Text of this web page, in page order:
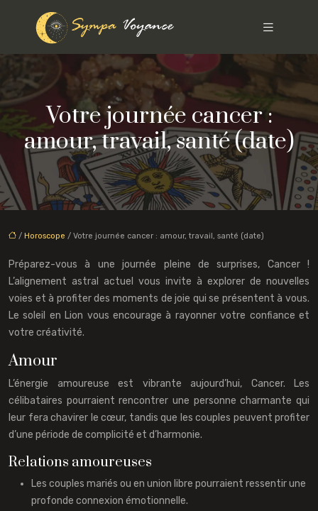
Votre journée cancer :
amour, travail, santé (date)
/ Horoscope / Votre journée cancer : amour, travail, santé (date)
Préparez-vous à une journée pleine de surprises, Cancer !
L’alignement astral actuel vous invite à explorer de nouvelles
voies et à profiter des moments de joie qui se présentent à vous.
Le soleil en Lion vous encourage à rayonner votre confiance et
votre créativité.
Amour
L’énergie amoureuse est vibrante aujourd’hui, Cancer. Les
célibataires pourraient rencontrer une personne charmante qui
leur fera chavirer le cœur, tandis que les couples peuvent profiter
d’une période de complicité et d’harmonie.
Relations amoureuses
Les couples mariés ou en union libre pourraient ressentir une
profonde connexion émotionnelle.